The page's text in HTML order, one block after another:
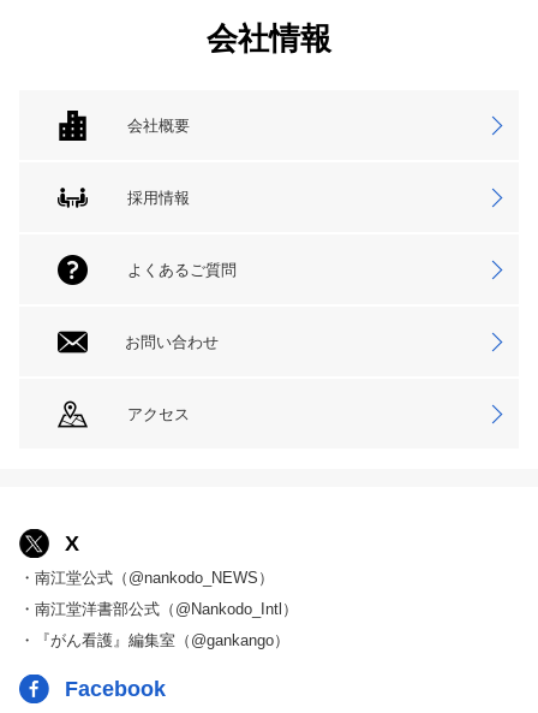
会社情報
会社概要
採用情報
よくあるご質問
お問い合わせ
アクセス
X
・南江堂公式（@nankodo_NEWS）
・南江堂洋書部公式（@Nankodo_Intl）
・『がん看護』編集室（@gankango）
Facebook